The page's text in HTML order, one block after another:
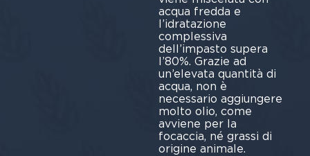
acqua fredda e
l’idratazione
complessiva
dell’impasto supera
l’80%. Grazie ad
un’elevata quantità di
acqua, non è
necessario aggiungere
molto olio, come
avviene per la
focaccia, né grassi di
origine animale.